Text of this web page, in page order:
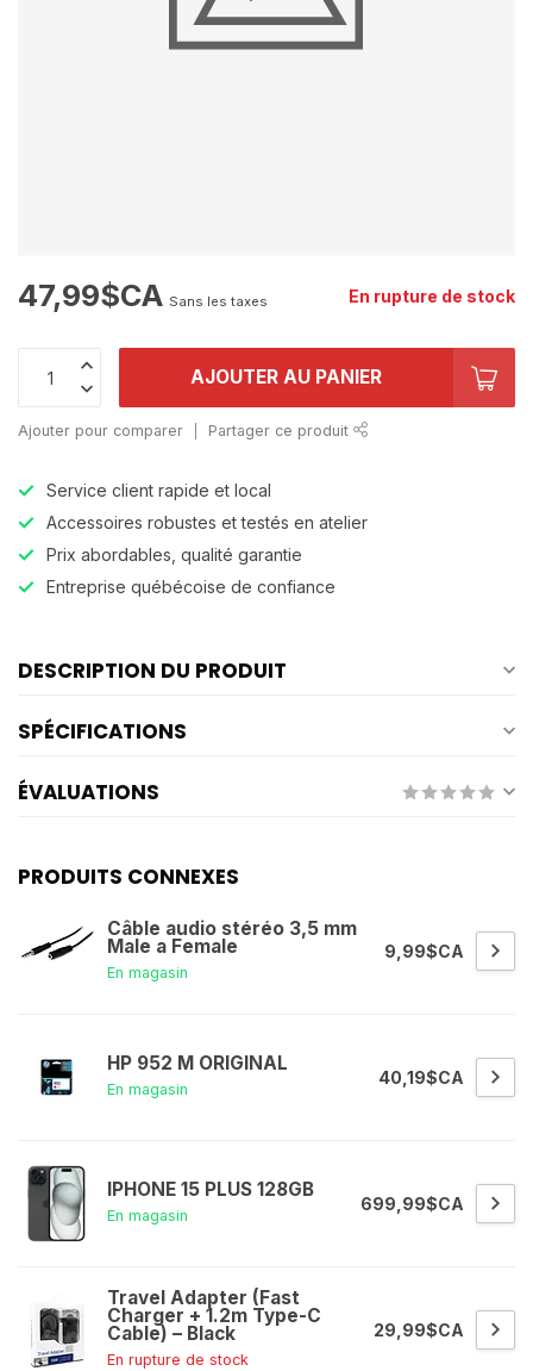
47,99$CA Sans les taxes En rupture de stock
AJOUTER AU PANIER
Ajouter pour comparer Partager ce produit
Service client rapide et local
Accessoires robustes et testés en atelier
Prix abordables, qualité garantie
Entreprise québécoise de confiance
DESCRIPTION DU PRODUIT
SPÉCIFICATIONS
ÉVALUATIONS
PRODUITS CONNEXES
Câble audio stéréo 3,5 mm
Male a Female
En magasin
9,99$CA
HP 952 M ORIGINAL
En magasin
40,19$CA
IPHONE 15 PLUS 128GB
En magasin
699,99$CA
Travel Adapter (Fast
Charger + 1.2m Type-C
Cable) – Black
En rupture de stock
29,99$CA